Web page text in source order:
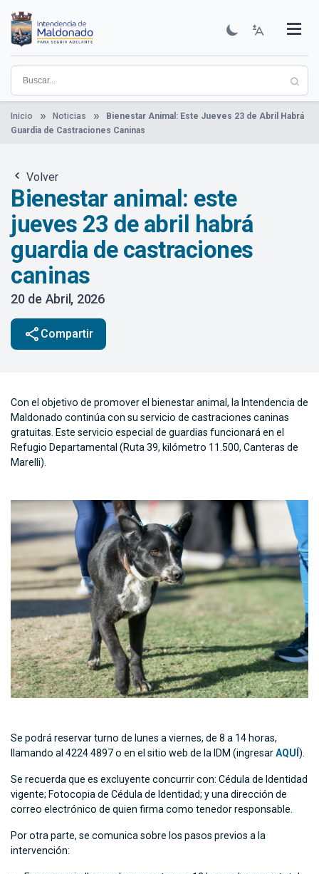
contenido
principal
Institucional
Municipios
Descubre Maldonado
Comunicación
Servicios
Guía De Trámites
Ver Noticias
Inicio Noticias
Bienestar Animal: Este Jueves 23 de Abril Habrá
Guardia de Castraciones Caninas
Volver
Bienestar animal: este
jueves 23 de abril habrá
guardia de castraciones
caninas
20 de Abril, 2026
share Compartir
Con el objetivo de promover el bienestar animal, la Intendencia de
Maldonado continúa con su servicio de castraciones caninas
gratuitas. Este servicio especial de guardias funcionará en el
Refugio Departamental (Ruta 39, kilómetro 11.500, Canteras de
Marelli).
Se podrá reservar turno de lunes a viernes, de 8 a 14 horas,
llamando al 4224 4897 o en el sitio web de la IDM (ingresarAQUÍ ).
Se recuerda que es excluyente concurrir con: Cédula de Identidad
vigente; Fotocopia de Cédula de Identidad; y una dirección de
correo electrónico de quien firma como tenedor responsable.
Por otra parte, se comunica sobre los pasos previos a la
intervención: